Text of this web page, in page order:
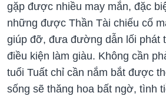
gặp được nhiều may mắn, đặc
những được Thần Tài chiếu cố
giúp đỡ, đưa đường dẫn lối phát
điều kiện làm giàu. Không cần
tuổi Tuất chỉ cần nắm bắt được
sống sẽ thăng hoa bất ngờ, tình